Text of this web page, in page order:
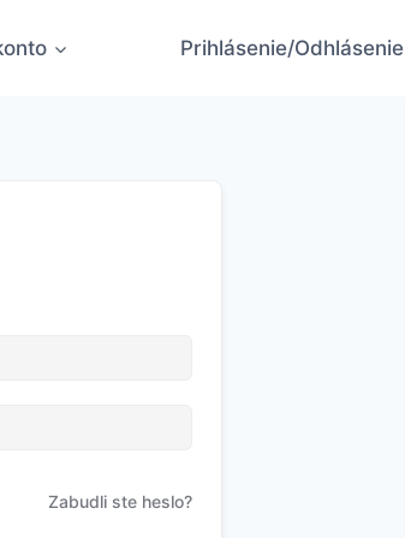
Prihlásenie/Odhlásenie
Zabudli ste heslo?